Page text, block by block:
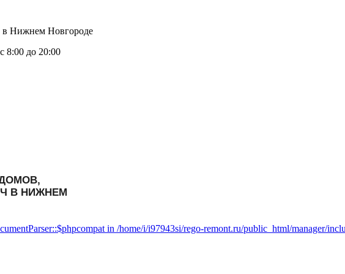
в Нижнем Новгороде
8:00 до 20:00
in /home/i/i97943si/rego-remont.ru/public_html/manager/
В НИЖНЕМ